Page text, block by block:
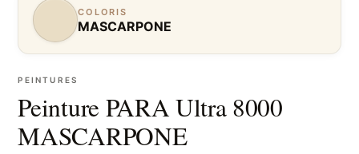
COLORIS
MASCARPONE
PEINTURES
Peinture PARA Ultra 8000
MASCARPONE